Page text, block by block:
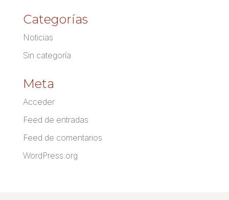
Categorías
Noticias
Sin categoría
Meta
Acceder
Feed de entradas
Feed de comentarios
WordPress.org